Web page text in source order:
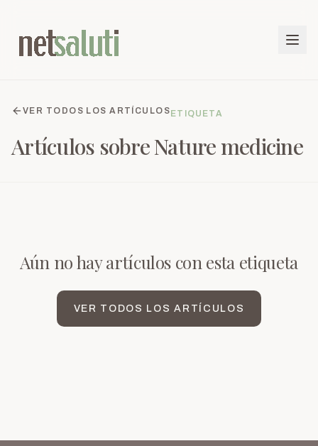
VER TODOS LOS ARTÍCULOS ETIQUETA
Artículos sobreNature medicine
Aún no hay artículos con esta etiqueta
VER TODOS LOS ARTÍCULOS